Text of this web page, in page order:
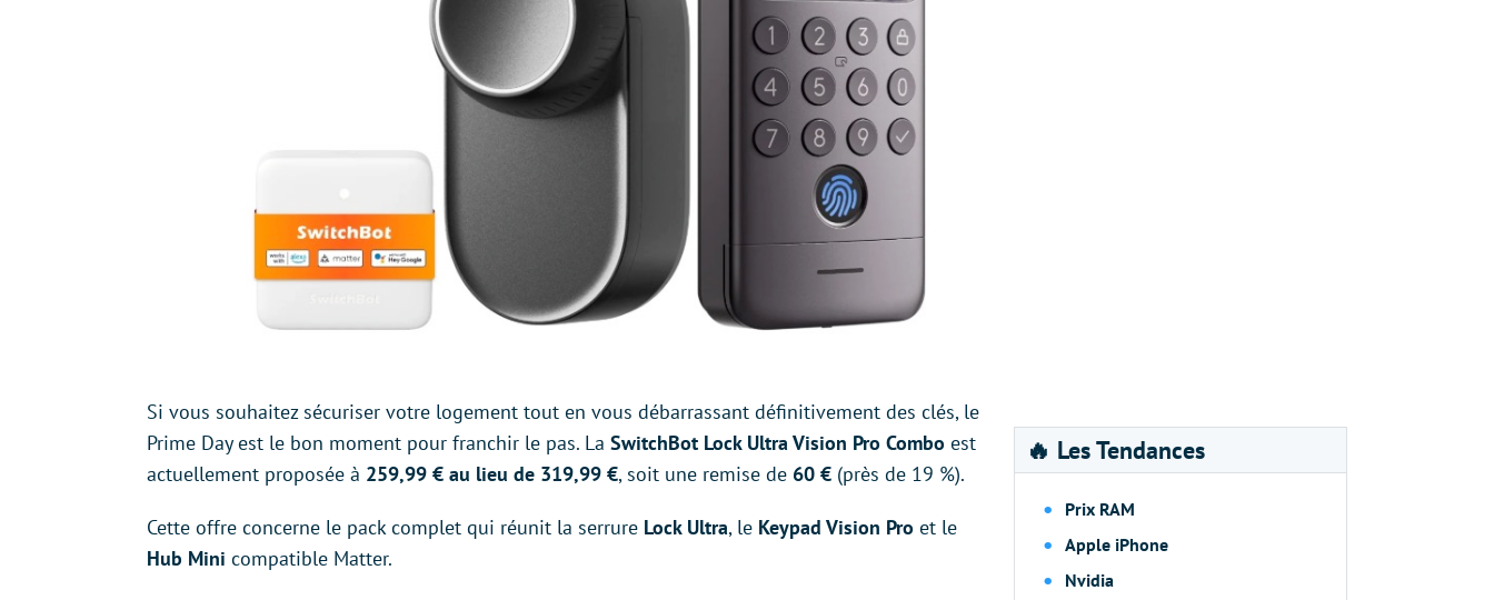
Si vous souhaitez sécuriser votre logement tout en vous débarrassant définitivement des clés, le
Prime Day est le bon moment pour franchir le pas. La SwitchBot Lock Ultra Vision Pro Combo est
actuellement proposée à 259,99 € au lieu de 319,99 €, soit une remise de 60 € (près de 19 %).
Cette offre concerne le pack complet qui réunit la serrure Lock Ultra, le Keypad Vision Pro et le
Hub Mini compatible Matter.
🔥 Les Tendances
Prix RAM
Apple iPhone
Nvidia